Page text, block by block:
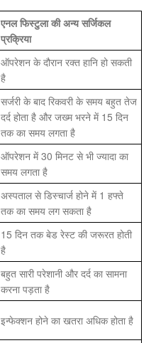
एनल फिस्टुला की अन्य सर्जिकल
प्रक्रिया
ऑपरेशन के दौरान रक्त हानि हो सकती
है
सर्जरी के बाद रिकवरी के समय बहुत तेज
दर्द होता है और जख्म भरने में 15 दिन
तक का समय लगता है
ऑपरेशन में 30 मिनट से भी ज्यादा का
समय लगता है
अस्पताल से डिस्चार्ज होने में 1 हफ्ते
तक का समय लग सकता है
15 दिन तक बेड रेस्ट की जरूरत होती
है
बहुत सारी परेशानी और दर्द का सामना
करना पड़ता है
इन्फेक्शन होने का खतरा अधिक होता है